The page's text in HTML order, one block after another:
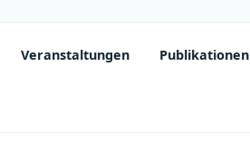
Veranstaltungen Publikationen